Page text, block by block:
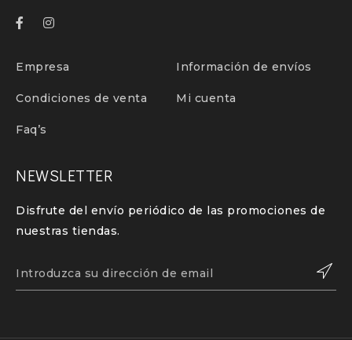
Empresa Información de envíos
Condiciones de venta Mi cuenta
Faq’s
NEWSLETTER
Disfrute del envío periódico de las promociones de
nuestras tiendas.